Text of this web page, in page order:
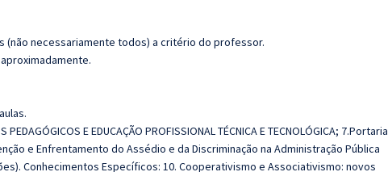
(não necessariamente todos) a critério do professor.
E EDUCAÇÃO PROFISSIONAL TÉCNICA E TECNOLÓGICA; 7.Portaria
e Enfrentamento do Assédio e da Discriminação na Administração Pública
Conhecimentos Específicos: 10. Cooperativismo e Associativismo: novos